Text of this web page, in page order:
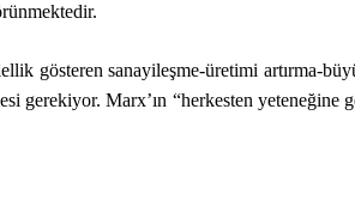
gösteren sanayileşme-üretimi artırma-
gerekiyor. Marx’ın “herkesten yeteneğine